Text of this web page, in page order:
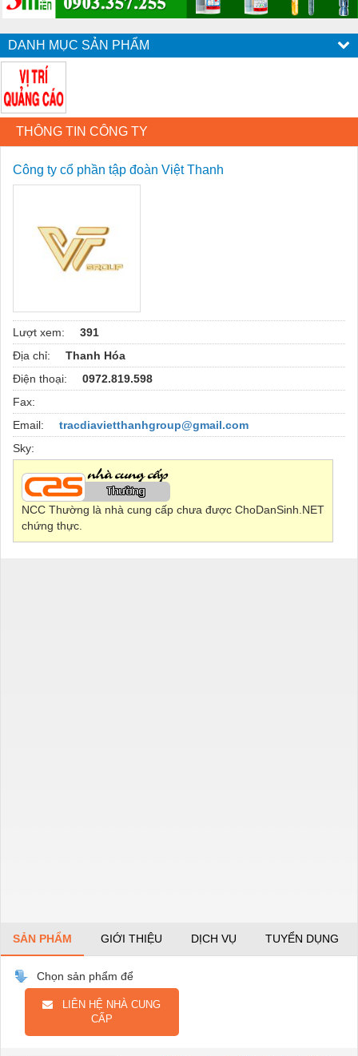
DANH MỤC SẢN PHẨM
THÔNG TIN CÔNG TY
Công ty cổ phần tập đoàn Việt Thanh
Lượt xem:
391
Địa chỉ:
Thanh Hóa
Điện thoại:
0972.819.598
Fax:
Email:
tracdiavietthanhgroup@gmail.com
Sky:
NCC Thường là nhà cung cấp chưa được ChoDanSinh.NET
chứng thực.
SẢN PHẨM GIỚI THIỆU DỊCH VỤ TUYỂN DỤNG
Chọn sản phẩm để
LIÊN HỆ NHÀ CUNG
CẤP